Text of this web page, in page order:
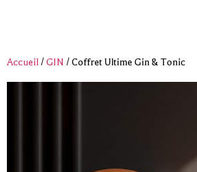
Accueil/GIN / Coffret Ultime Gin & Tonic